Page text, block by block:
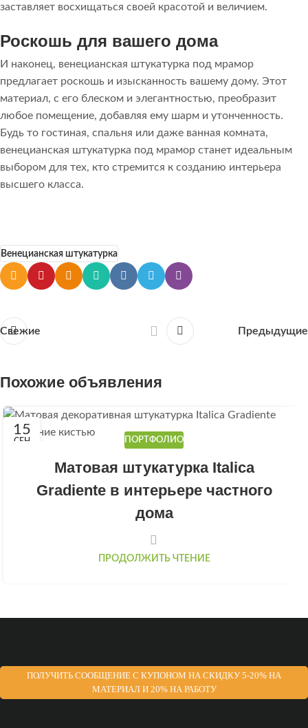
заставляет восхищаться своей красотой и величием.
Роскошь для вашего дома
И наконец, венецианская штукатурка под мрамор
предлагает роскошь и изысканность вашему дому. Этот
материал, с его блеском и элегантностью, преобразит
любое помещение, добавляя ему шарм и утонченность.
Будь то гостиная, спальня или даже ванная комната,
венецианская штукатурка под мрамор станет идеальным
выбором для тех, кто стремится к созданию интерьера
высшего класса.
Венецианская штукатурка
Свежие Предыдущие
Похожие объявления
15
СЕН ПОРТФОЛИО
Матовая штукатурка Italica
Gradiente в интерьере частного
дома
ПРОДОЛЖИТЬ ЧТЕНИЕ
ПОЛУЧИТЬ СООБЩЕНИЕ С КУПОНОМ НА СКИДКУ 5-20% НА
МАТЕРИАЛ И 20% НА РАБОТУ